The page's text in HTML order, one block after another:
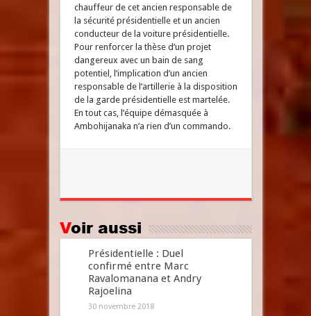
chauffeur de cet ancien responsable de
la sécurité présidentielle et un ancien
conducteur de la voiture présidentielle.
Pour renforcer la thèse d’un projet
dangereux avec un bain de sang
potentiel, l’implication d’un ancien
responsable de l’artillerie à la disposition
de la garde présidentielle est martelée.
En tout cas, l’équipe démasquée à
Ambohijanaka n’a rien d’un commando.
Voir aussi
Présidentielle : Duel
confirmé entre Marc
Ravalomanana et Andry
Rajoelina
30 novembre 2018